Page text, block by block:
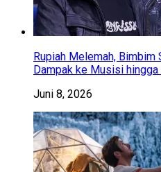
Rupiah Melemah,
Dampak ke Musisi
Juni 8, 2026